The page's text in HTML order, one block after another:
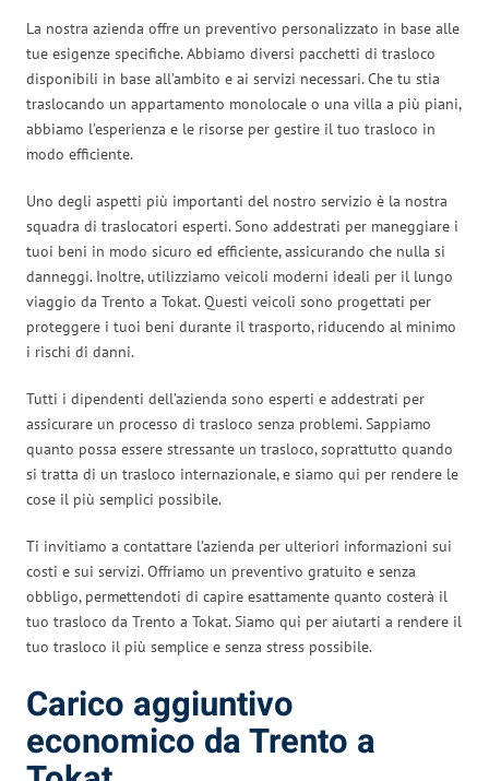
La nostra azienda offre un preventivo personalizzato in base alle
tue esigenze specifiche. Abbiamo diversi pacchetti di trasloco
disponibili in base all’ambito e ai servizi necessari. Che tu stia
traslocando un appartamento monolocale o una villa a più piani,
abbiamo l’esperienza e le risorse per gestire il tuo trasloco in
modo efficiente.
Uno degli aspetti più importanti del nostro servizio è la nostra
squadra di traslocatori esperti. Sono addestrati per maneggiare i
tuoi beni in modo sicuro ed efficiente, assicurando che nulla si
danneggi. Inoltre, utilizziamo veicoli moderni ideali per il lungo
viaggio da Trento a Tokat. Questi veicoli sono progettati per
proteggere i tuoi beni durante il trasporto, riducendo al minimo
i rischi di danni.
Tutti i dipendenti dell’azienda sono esperti e addestrati per
assicurare un processo di trasloco senza problemi. Sappiamo
quanto possa essere stressante un trasloco, soprattutto quando
si tratta di un trasloco internazionale, e siamo qui per rendere le
cose il più semplici possibile.
Ti invitiamo a contattare l’azienda per ulteriori informazioni sui
costi e sui servizi. Offriamo un preventivo gratuito e senza
obbligo, permettendoti di capire esattamente quanto costerà il
tuo trasloco da Trento a Tokat. Siamo qui per aiutarti a rendere il
tuo trasloco il più semplice e senza stress possibile.
Carico aggiuntivo
economico da Trento a